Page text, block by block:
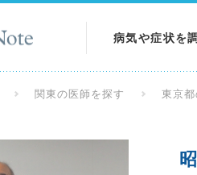
病気や症状を
検査を調べる
関東の医師を探す 東京